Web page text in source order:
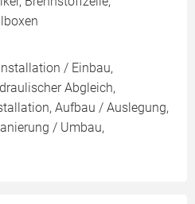
/ Einbau,
Abgleich,
Aufbau / Auslegung,
/ Umbau,